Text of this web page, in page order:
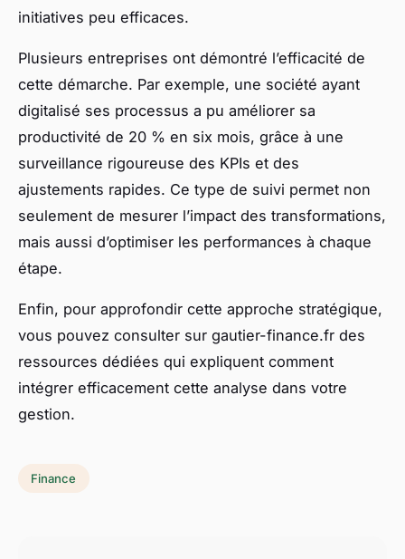
initiatives peu efficaces.
Plusieurs entreprises ont démontré l’efficacité de
cette démarche. Par exemple, une société ayant
digitalisé ses processus a pu améliorer sa
productivité de 20 % en six mois, grâce à une
surveillance rigoureuse des KPIs et des
ajustements rapides. Ce type de suivi permet non
seulement de mesurer l’impact des transformations,
mais aussi d’optimiser les performances à chaque
étape.
Enfin, pour approfondir cette approche stratégique,
vous pouvez consulter sur gautier-finance.fr des
ressources dédiées qui expliquent comment
intégrer efficacement cette analyse dans votre
gestion.
Finance